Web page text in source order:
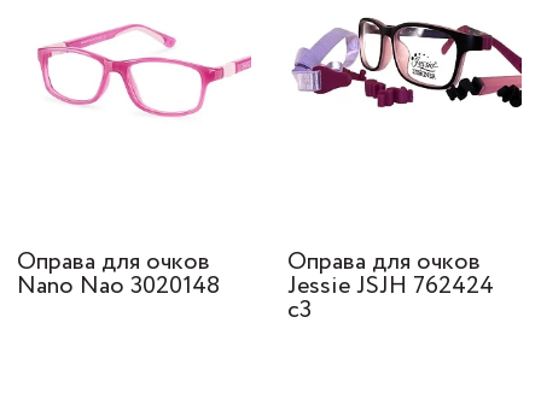
Оправа для очков
Nano Nao 3020148
Оправа для очков
Jessie JSJH 762424
c3